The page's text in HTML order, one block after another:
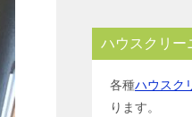
ハウスクリー
各種ハウスク
ります。